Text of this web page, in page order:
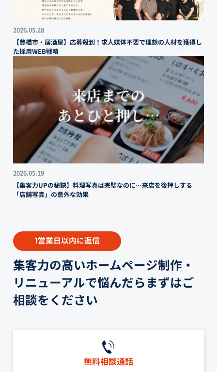
2026.05.28
【豊橋市・居酒屋】応募殺到！求人媒体不要で理想の人材を獲得し
た採用WEB戦略
2026.05.19
【集客力UPの秘訣】料理写真は完璧なのに…来店を後押しする
「店舗写真」の意外な効果
1営業日以内に返信
集客力の高いホームページ制作・
リニューアルで悩んだらまずはご
相談をください
無料相談通話